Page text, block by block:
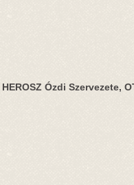
HEROSZ Ózdi Szervezete,